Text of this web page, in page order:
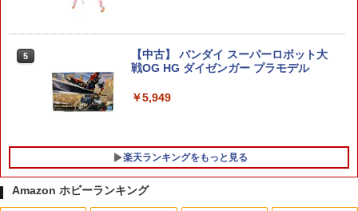
5
【中古】 バンダイ スーパーロボット大
戦OG HG ダイゼンガー プラモデル
￥5,949
楽天ランキングをもっと見る
Amazon ホビーランキング